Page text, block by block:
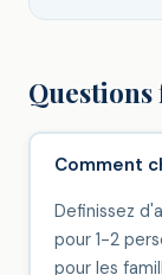
Comment
Definissez
pour 1-2
pour les